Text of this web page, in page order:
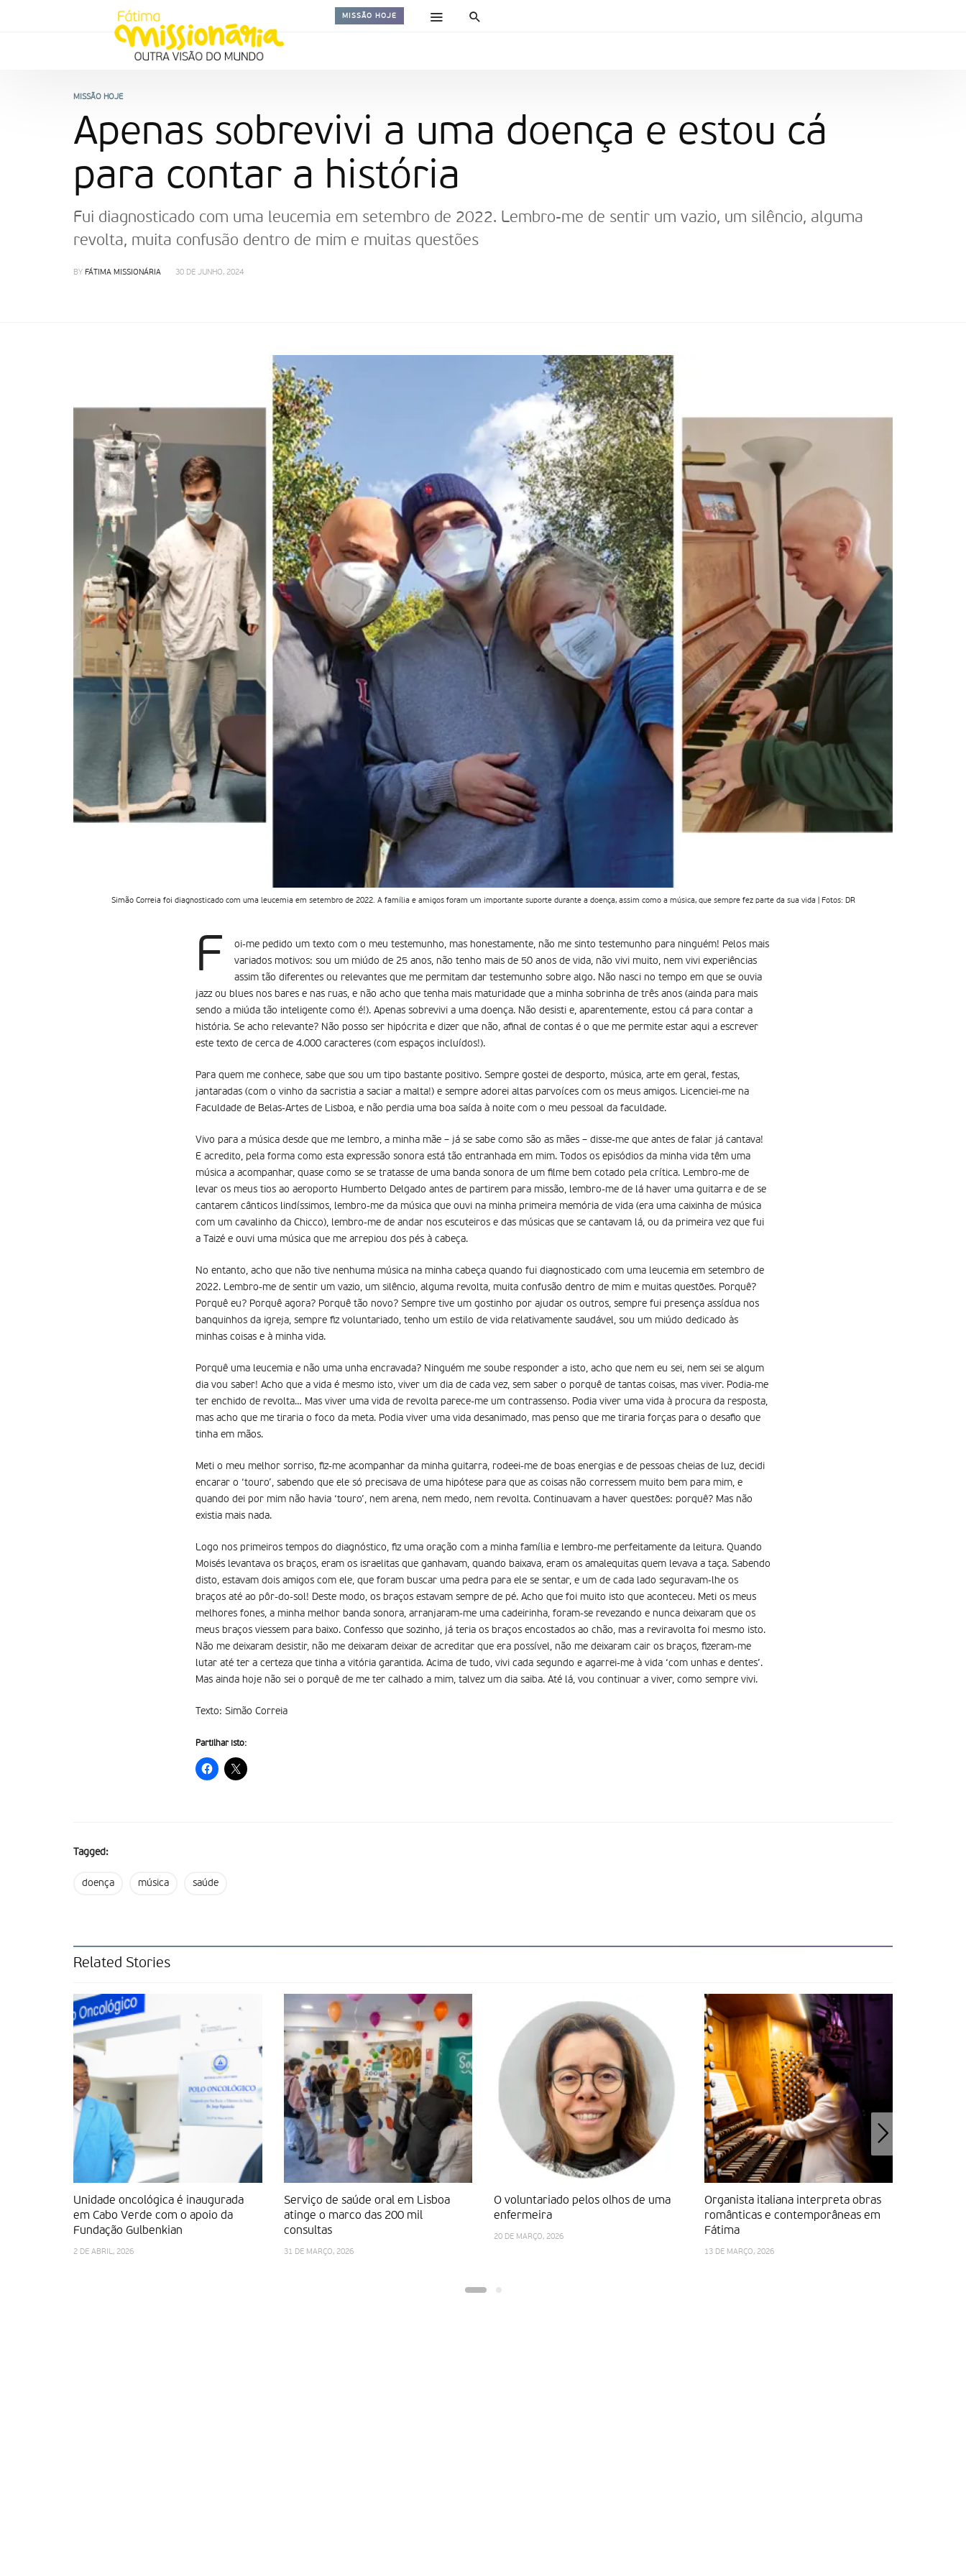
MISSÃO HOJE
MISSÃO HOJE
Apenas sobrevivi a uma doença e estou cá
para contar a história
Fui diagnosticado com uma leucemia em setembro de 2022. Lembro-me de sentir um vazio, um silêncio, alguma
revolta, muita confusão dentro de mim e muitas questões
BY FÁTIMA MISSIONÁRIA 30 DE JUNHO, 2024
Simão Correia foi diagnosticado com uma leucemia em setembro de 2022. A família e amigos foram um importante suporte durante a doença, assim como a música, que sempre fez parte da sua vida | Fotos: DR
F
oi-me pedido um texto com o meu testemunho, mas honestamente, não me sinto testemunho para ninguém! Pelos mais
variados motivos: sou um miúdo de 25 anos, não tenho mais de 50 anos de vida, não vivi muito, nem vivi experiências
assim tão diferentes ou relevantes que me permitam dar testemunho sobre algo. Não nasci no tempo em que se ouvia
jazz ou blues nos bares e nas ruas, e não acho que tenha mais maturidade que a minha sobrinha de três anos (ainda para mais
sendo a miúda tão inteligente como é!). Apenas sobrevivi a uma doença. Não desisti e, aparentemente, estou cá para contar a
história. Se acho relevante? Não posso ser hipócrita e dizer que não, afinal de contas é o que me permite estar aqui a escrever
este texto de cerca de 4.000 caracteres (com espaços incluídos!).
Para quem me conhece, sabe que sou um tipo bastante positivo. Sempre gostei de desporto, música, arte em geral, festas,
jantaradas (com o vinho da sacristia a saciar a malta!) e sempre adorei altas parvoíces com os meus amigos. Licenciei-me na
Faculdade de Belas-Artes de Lisboa, e não perdia uma boa saída à noite com o meu pessoal da faculdade.
Vivo para a música desde que me lembro, a minha mãe – já se sabe como são as mães – disse-me que antes de falar já cantava!
E acredito, pela forma como esta expressão sonora está tão entranhada em mim. Todos os episódios da minha vida têm uma
música a acompanhar, quase como se se tratasse de uma banda sonora de um filme bem cotado pela crítica. Lembro-me de
levar os meus tios ao aeroporto Humberto Delgado antes de partirem para missão, lembro-me de lá haver uma guitarra e de se
cantarem cânticos lindíssimos, lembro-me da música que ouvi na minha primeira memória de vida (era uma caixinha de música
com um cavalinho da Chicco), lembro-me de andar nos escuteiros e das músicas que se cantavam lá, ou da primeira vez que fui
a Taizé e ouvi uma música que me arrepiou dos pés à cabeça.
No entanto, acho que não tive nenhuma música na minha cabeça quando fui diagnosticado com uma leucemia em setembro de
2022. Lembro-me de sentir um vazio, um silêncio, alguma revolta, muita confusão dentro de mim e muitas questões. Porquê?
Porquê eu? Porquê agora? Porquê tão novo? Sempre tive um gostinho por ajudar os outros, sempre fui presença assídua nos
banquinhos da igreja, sempre fiz voluntariado, tenho um estilo de vida relativamente saudável, sou um miúdo dedicado às
minhas coisas e à minha vida.
Porquê uma leucemia e não uma unha encravada? Ninguém me soube responder a isto, acho que nem eu sei, nem sei se algum
dia vou saber! Acho que a vida é mesmo isto, viver um dia de cada vez, sem saber o porquê de tantas coisas, mas viver. Podia-me
ter enchido de revolta… Mas viver uma vida de revolta parece-me um contrassenso. Podia viver uma vida à procura da resposta,
mas acho que me tiraria o foco da meta. Podia viver uma vida desanimado, mas penso que me tiraria forças para o desafio que
tinha em mãos.
Meti o meu melhor sorriso, fiz-me acompanhar da minha guitarra, rodeei-me de boas energias e de pessoas cheias de luz, decidi
encarar o ‘touro’, sabendo que ele só precisava de uma hipótese para que as coisas não corressem muito bem para mim, e
quando dei por mim não havia ‘touro’, nem arena, nem medo, nem revolta. Continuavam a haver questões: porquê? Mas não
existia mais nada.
Logo nos primeiros tempos do diagnóstico, fiz uma oração com a minha família e lembro-me perfeitamente da leitura. Quando
Moisés levantava os braços, eram os israelitas que ganhavam, quando baixava, eram os amalequitas quem levava a taça. Sabendo
disto, estavam dois amigos com ele, que foram buscar uma pedra para ele se sentar, e um de cada lado seguravam-lhe os
braços até ao pôr-do-sol! Deste modo, os braços estavam sempre de pé. Acho que foi muito isto que aconteceu. Meti os meus
melhores fones, a minha melhor banda sonora, arranjaram-me uma cadeirinha, foram-se revezando e nunca deixaram que os
meus braços viessem para baixo. Confesso que sozinho, já teria os braços encostados ao chão, mas a reviravolta foi mesmo isto.
Não me deixaram desistir, não me deixaram deixar de acreditar que era possível, não me deixaram cair os braços, fizeram-me
lutar até ter a certeza que tinha a vitória garantida. Acima de tudo, vivi cada segundo e agarrei-me à vida ‘com unhas e dentes’.
Mas ainda hoje não sei o porquê de me ter calhado a mim, talvez um dia saiba. Até lá, vou continuar a viver, como sempre vivi.
Texto: Simão Correia
Partilhar isto:
Tagged:
doença música saúde
Related Stories
Unidade oncológica é inaugurada
em Cabo Verde com o apoio da
Fundação Gulbenkian
2 DE ABRIL, 2026
Serviço de saúde oral em Lisboa
atinge o marco das 200 mil
consultas
31 DE MARÇO, 2026
O voluntariado pelos olhos de uma
enfermeira
20 DE MARÇO, 2026
Organista italiana interpreta obras
românticas e contemporâneas em
Fátima
13 DE MARÇO, 2026